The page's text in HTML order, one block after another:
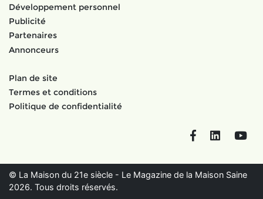
Développement personnel
Publicité
Partenaires
Annonceurs
Plan de site
Termes et conditions
Politique de confidentialité
FacebookLinkedIn
© La Maison du 21e siècle - Le Magazine de la Maison Saine
2026. Tous droits réservés.